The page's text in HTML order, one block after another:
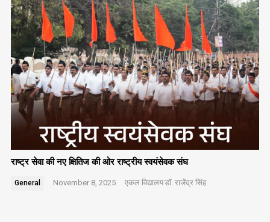
राष्ट्र सेवा की नए क्षितिज की ओर राष्ट्रीय स्वयंसेवक संघ
General November 8, 2025 एकल विद्यालयडॉ. राजेंद्र सिंह